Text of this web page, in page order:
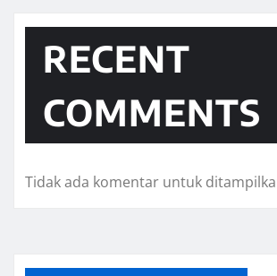
RECENT
COMMENTS
Tidak ada komentar untuk